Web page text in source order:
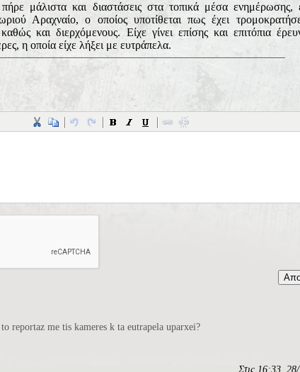
μάλιστα και διαστάσεις στα τοπικά μέσα ενημέρωσης,
Αραχναίο, ο οποίος υποτίθεται πως έχει
και διερχόμενους. Είχε γίνει επίσης και επιτόπια
η οποία είχε λήξει με ευτράπελα.
reportaz me tis kameres k ta eutrapela uparxei?
Στις 16:33,